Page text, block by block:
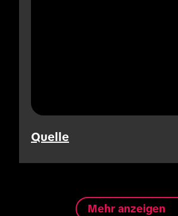
Quelle
Mehr anzeigen